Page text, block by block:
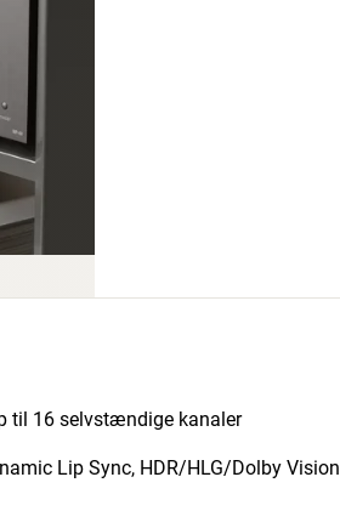
til 16 selvstændige kanaler
Lip Sync, HDR/HLG/Dolby Vision